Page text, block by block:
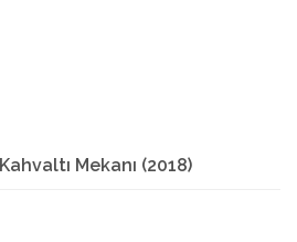
Mekanı (2018)